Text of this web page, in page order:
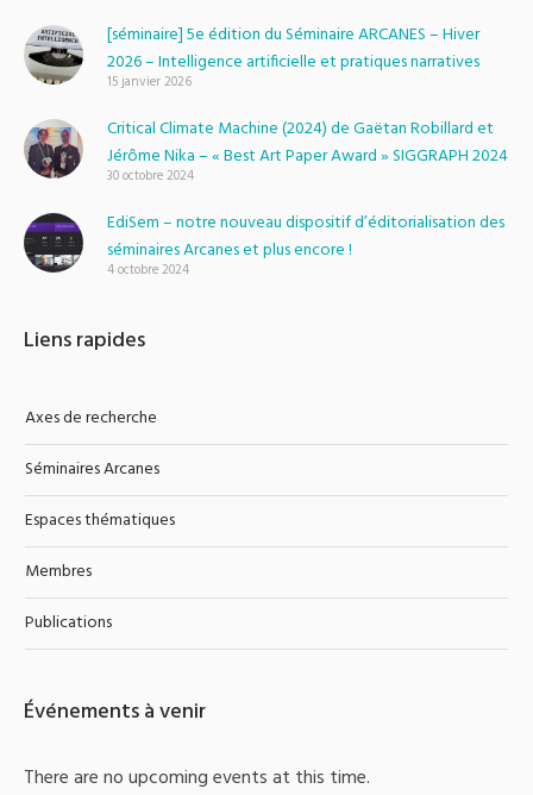
[séminaire] 5e édition du Séminaire ARCANES – Hiver
2026 – Intelligence artificielle et pratiques narratives
15 janvier 2026
Critical Climate Machine (2024) de Gaëtan Robillard et
Jérôme Nika – « Best Art Paper Award » SIGGRAPH 2024
30 octobre 2024
EdiSem – notre nouveau dispositif d’éditorialisation des
séminaires Arcanes et plus encore !
4 octobre 2024
Liens rapides
Axes de recherche
Séminaires Arcanes
Espaces thématiques
Membres
Publications
Événements à venir
There are no upcoming events at this time.